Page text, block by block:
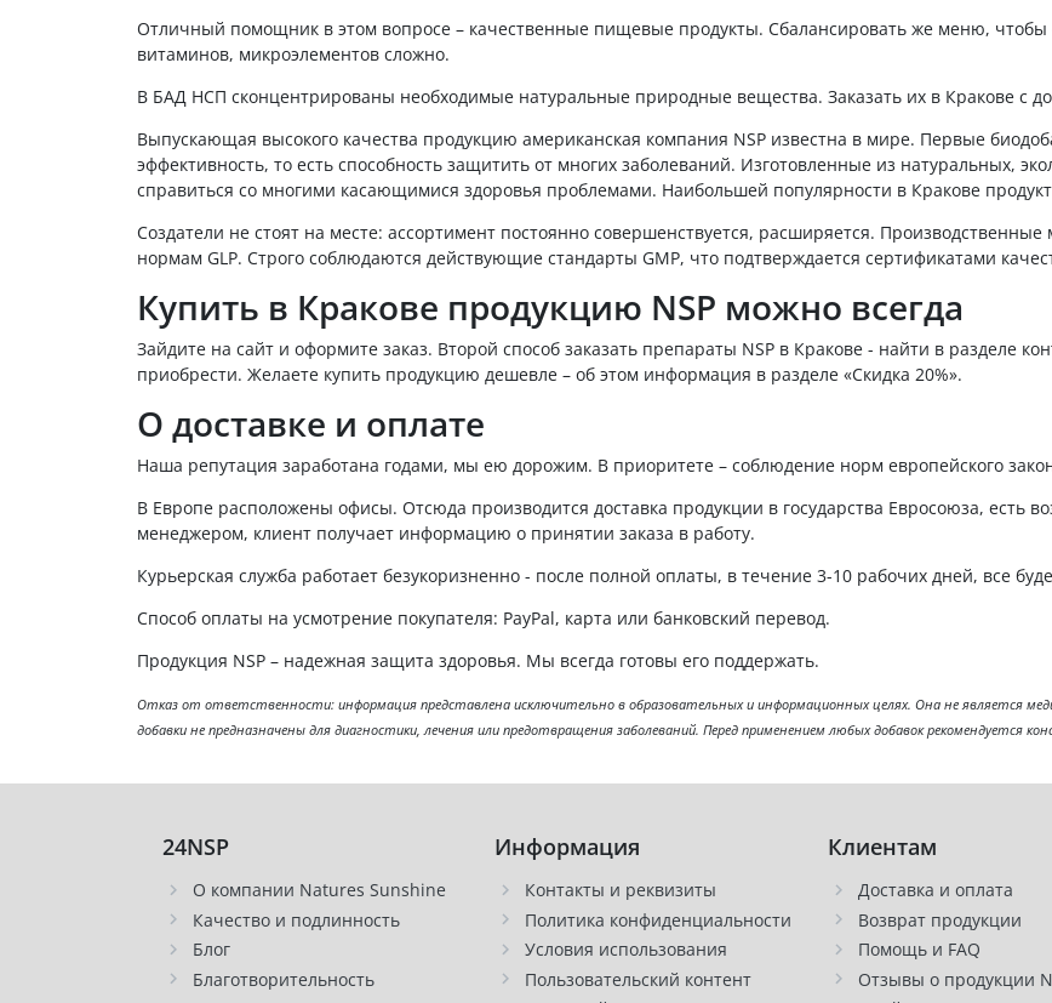
Отличный помощник в этом вопросе – качественные пищевые продукты. Сбалансировать же меню, чтобы
витаминов, микроэлементов сложно.
В БАД НСП сконцентрированы необходимые натуральные природные вещества. Заказать их в Кракове с
Выпускающая высокого качества продукцию американская компания NSP известна в мире. Первые
эффективность, то есть способность защитить от многих заболеваний. Изготовленные из натуральных,
справиться со многими касающимися здоровья проблемами. Наибольшей популярности в Кракове продукт
Создатели не стоят на месте: ассортимент постоянно совершенствуется, расширяется.
нормам GLP. Строго соблюдаются действующие стандарты GMP, что подтверждается сертификатами
Купить в Кракове продукцию NSP можно всегда
Зайдите на сайт и оформите заказ. Второй способ заказать препараты NSP в Кракове - найти в разделе
приобрести. Желаете купить продукцию дешевле – об этом информация в разделе «Скидка 20%».
О доставке и оплате
Наша репутация заработана годами, мы ею дорожим. В приоритете – соблюдение норм европейского
В Европе расположены офисы. Отсюда производится доставка продукции в государства Евросоюза, есть
менеджером, клиент получает информацию о принятии заказа в работу.
Курьерская служба работает безукоризненно - после полной оплаты, в течение 3-10 рабочих дней, все
Способ оплаты на усмотрение покупателя: PayPal, карта или банковский перевод.
Продукция NSP – надежная защита здоровья. Мы всегда готовы его поддержать.
Отказ от ответственности: информация представлена исключительно в образовательных и информационных целях. Она не является
добавки не предназначены для диагностики, лечения или предотвращения заболеваний. Перед применением любых добавок рекомендуется
24NSP
О компании Natures Sunshine
Качество и подлинность
Блог
Благотворительность
Информация
Контакты и реквизиты
Политика конфиденциальности
Условия использования
Пользовательский контент
Клиентам
Доставка и оплата
Возврат продукции
Помощь и FAQ
Отзывы о продукции